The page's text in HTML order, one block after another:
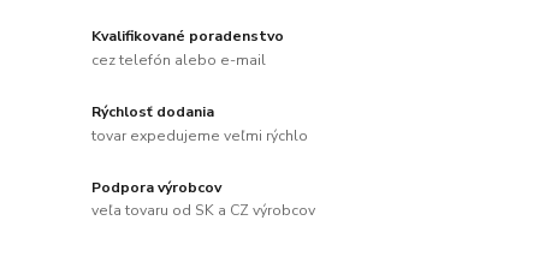
Kvalifikované poradenstvo
cez telefón alebo e-mail
Rýchlosť dodania
tovar expedujeme veľmi rýchlo
Podpora výrobcov
veľa tovaru od SK a CZ výrobcov